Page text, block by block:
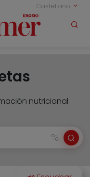
Castellano
nutricional